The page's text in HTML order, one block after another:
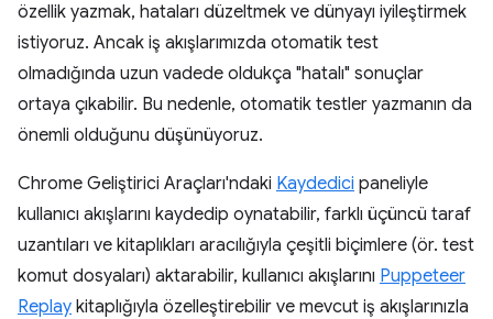
özellik yazmak, hataları düzeltmek ve dünyayı iyileştirmek
istiyoruz. Ancak iş akışlarımızda otomatik test
olmadığında uzun vadede oldukça "hatalı" sonuçlar
ortaya çıkabilir. Bu nedenle, otomatik testler yazmanın da
önemli olduğunu düşünüyoruz.
Chrome Geliştirici Araçları'ndaki Kaydedici paneliyle
kullanıcı akışlarını kaydedip oynatabilir, farklı üçüncü taraf
uzantıları ve kitaplıkları aracılığıyla çeşitli biçimlere (ör. test
komut dosyaları) aktarabilir, kullanıcı akışlarını Puppeteer
Replay kitaplığıyla özelleştirebilir ve mevcut iş akışlarınızla